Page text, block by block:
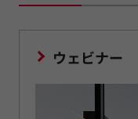
ウェビナー